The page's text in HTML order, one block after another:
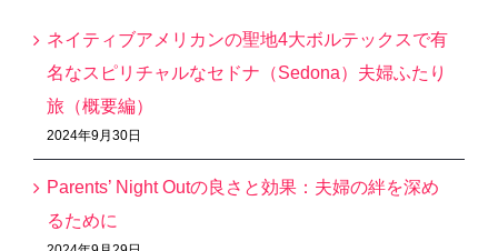
ネイティブアメリカンの聖地4大ボルテックスで有
名なスピリチャルなセドナ（Sedona）夫婦ふたり
旅（概要編）
2024年9月30日
Parents’ Night Outの良さと効果：夫婦の絆を深め
るために